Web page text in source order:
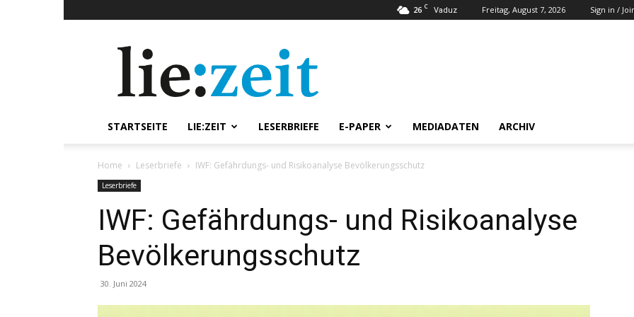
26 C Vaduz Freitag, August 7, 2026 Sign in /
STARTSEITE LIE:ZEIT LESERBRIEFE E-PAPER MEDIADATEN ARCHIV
Home Leserbriefe IWF: Gefährdungs- und Risikoanalyse Bevölkerungsschutz
Leserbriefe
IWF: Gefährdungs- und Risikoanalyse
Bevölkerungsschutz
30. Juni 2024